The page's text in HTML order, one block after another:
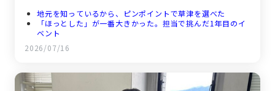
地元を知っているから、ピンポイントで草津を選べた
「ほっとした」が一番大きかった。担当で挑んだ1年目のイ
ベント
聞きやすい雰囲気があるから、抱え込まずに来られた
2026/07/16